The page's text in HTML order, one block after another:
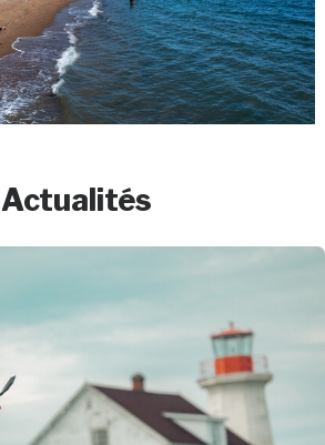
Actualités